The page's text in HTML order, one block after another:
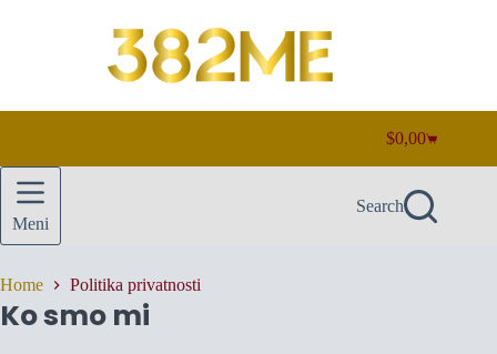
Shopping
cart
$0,00
Meni
Search
Home Politika privatnosti
Ko smo mi